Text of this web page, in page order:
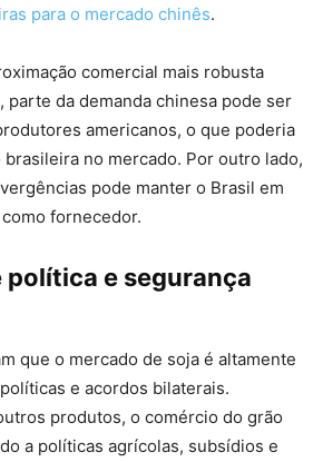
para o mercado chinês.
comercial mais robusta
parte da demanda chinesa pode ser
americanos, o que poderia
no mercado. Por outro lado,
pode manter o Brasil em
fornecedor.
política e segurança
que o mercado de soja é altamente
e acordos bilaterais.
produtos, o comércio do grão
a políticas agrícolas, subsídios e